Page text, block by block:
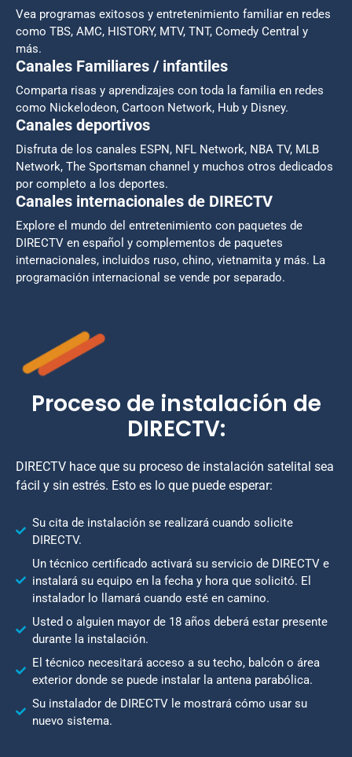
Vea programas exitosos y entretenimiento familiar en redes
como TBS, AMC, HISTORY, MTV, TNT, Comedy Central y
más.
Canales Familiares / infantiles
Comparta risas y aprendizajes con toda la familia en redes
como Nickelodeon, Cartoon Network, Hub y Disney.
Canales deportivos
Disfruta de los canales ESPN, NFL Network, NBA TV, MLB
Network, The Sportsman channel y muchos otros dedicados
por completo a los deportes.
Canales internacionales de DIRECTV
Explore el mundo del entretenimiento con paquetes de
DIRECTV en español y complementos de paquetes
internacionales, incluidos ruso, chino, vietnamita y más. La
programación internacional se vende por separado.
Proceso de instalación de
DIRECTV:
DIRECTV hace que su proceso de instalación satelital sea
fácil y sin estrés. Esto es lo que puede esperar:
Su cita de instalación se realizará cuando solicite
DIRECTV.
Un técnico certificado activará su servicio de DIRECTV e
instalará su equipo en la fecha y hora que solicitó. El
instalador lo llamará cuando esté en camino.
Usted o alguien mayor de 18 años deberá estar presente
durante la instalación.
El técnico necesitará acceso a su techo, balcón o área
exterior donde se puede instalar la antena parabólica.
Su instalador de DIRECTV le mostrará cómo usar su
nuevo sistema.